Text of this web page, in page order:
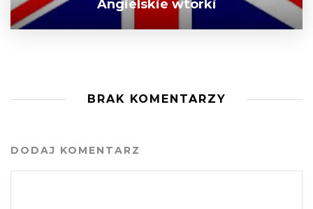
Angielskie wtorki
BRAK KOMENTARZY
DODAJ KOMENTARZ